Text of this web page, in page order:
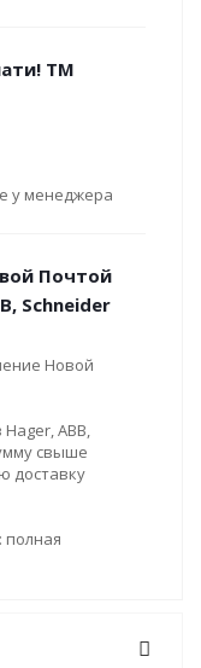
ТМ
у менеджера
Почтой
Schneider
Новой
ABB,
свыше
доставку
полная